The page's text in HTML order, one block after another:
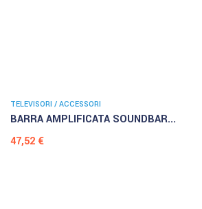
TELEVISORI / ACCESSORI
BARRA AMPLIFICATA SOUNDBAR...
Prezzo
47,52 €